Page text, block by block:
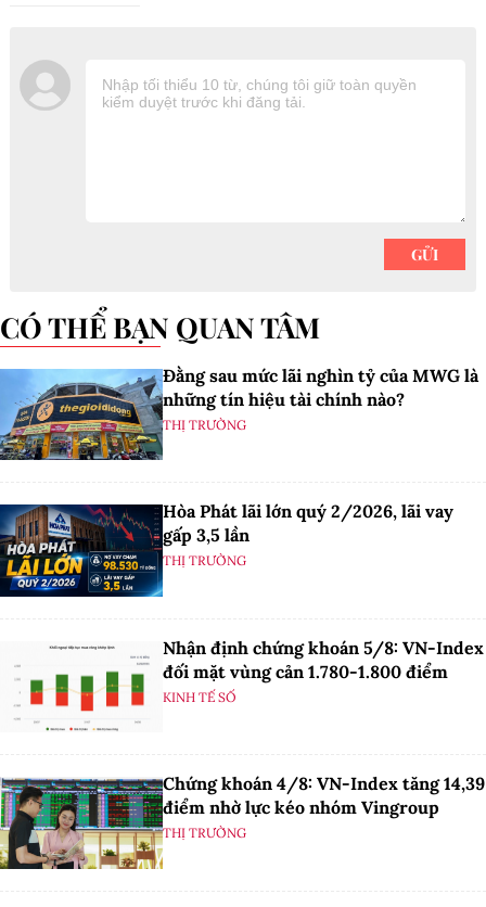
CÓ THỂ BẠN QUAN TÂM
Đằng sau mức lãi nghìn tỷ của MWG là
những tín hiệu tài chính nào?
THỊ TRƯỜNG
Hòa Phát lãi lớn quý 2/2026, lãi vay
gấp 3,5 lần
THỊ TRƯỜNG
Nhận định chứng khoán 5/8: VN-Index
đối mặt vùng cản 1.780-1.800 điểm
KINH TẾ SỐ
Chứng khoán 4/8: VN-Index tăng 14,39
điểm nhờ lực kéo nhóm Vingroup
THỊ TRƯỜNG